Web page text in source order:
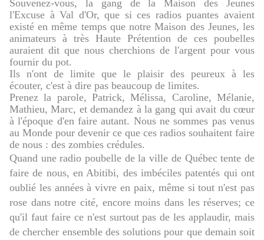
Souvenez-vous, la gang de la Maison des Jeunes
l'Excuse à Val d'Or, que si ces radios puantes avaient
existé en même temps que notre Maison des Jeunes, les
animateurs à très Haute Prétention de ces poubelles
auraient dit que nous cherchions de l'argent pour vous
fournir du pot.
Ils n'ont de limite que le plaisir des peureux à les
écouter, c'est à dire pas beaucoup de limites.
Prenez la parole, Patrick, Mélissa, Caroline, Mélanie,
Mathieu, Marc, et demandez à la gang qui avait du cœur
à l'époque d'en faire autant. Nous ne sommes pas venus
au Monde pour devenir ce que ces radios souhaitent faire
de nous : des zombies crédules.
Quand une radio poubelle de la ville de Québec tente de
faire de nous, en Abitibi, des imbéciles patentés qui ont
oublié les années à vivre en paix, même si tout n'est pas
rose dans notre cité, encore moins dans les réserves; ce
qu'il faut faire ce n'est surtout pas de les applaudir, mais
de chercher ensemble des solutions pour que demain soit